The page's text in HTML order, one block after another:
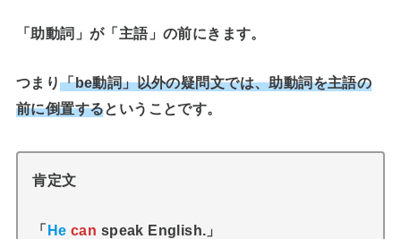
「助動詞」が「主語」の前にきます。
つまり「be動詞」以外の疑問文では、助動詞を主語の
前に倒置するということです。
肯定文
「He can speak English.」